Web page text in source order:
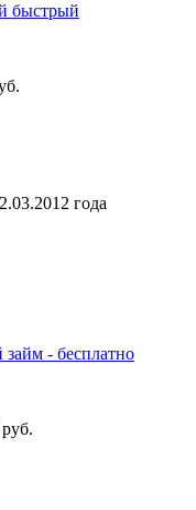
быстрый
года
- бесплатно